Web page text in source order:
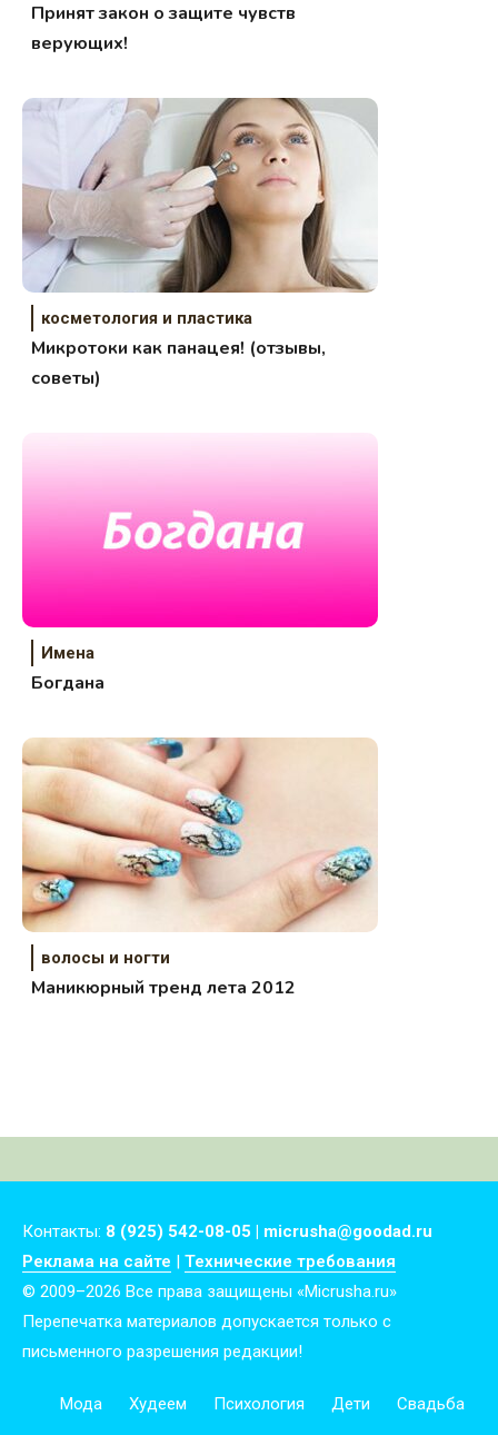
Принят закон о защите чувств
верующих!
косметология и пластика
Микротоки как панацея! (отзывы,
советы)
Имена
Богдана
волосы и ногти
Маникюрный тренд лета 2012
Контакты: 8 (925) 542-08-05 | micrusha@goodad.ru
Реклама на сайте | Технические требования
© 2009–2026 Все права защищены «Micrusha.ru»
Перепечатка материалов допускается только с
письменного разрешения редакции!
Мода Худеем Психология Дети Свадьба